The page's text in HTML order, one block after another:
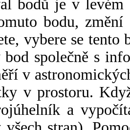
bodů je v
bodu,
vybere se tento
bod společně s
v
v prostoru.
a